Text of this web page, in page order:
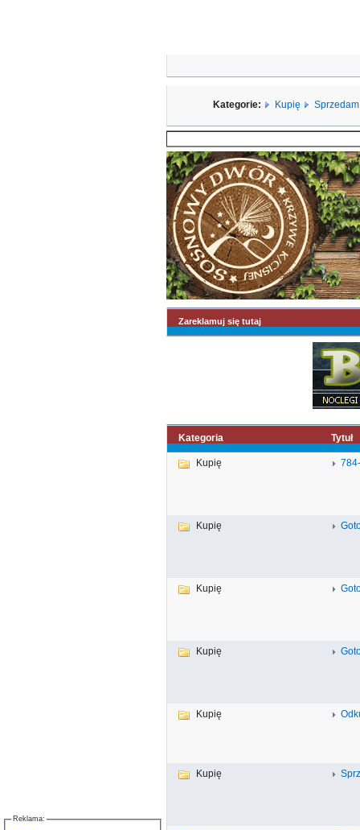
Reklama:
Kategorie: Kupię Sprzedam
Zareklamuj się tutaj
Kategoria Tytuł
Kupię
Kupię
Kupię
Kupię
Kupię
Kupię